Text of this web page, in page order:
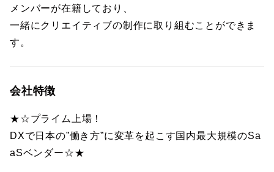
メンバーが在籍しており、
一緒にクリエイティブの制作に取り組むことができま
す。
会社特徴
★☆プライム上場！
DXで日本の”働き方”に変革を起こす国内最大規模のSa
aSベンダー☆★